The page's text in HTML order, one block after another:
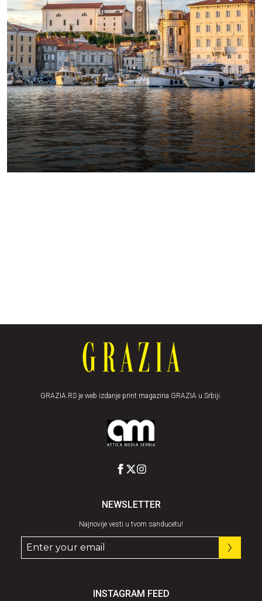
GRAZIA.RS je web izdanje print magazina GRAZIA u Srbiji.
NEWSLETTER
Najnovije vesti u tvom sanducetu!
INSTAGRAM FEED